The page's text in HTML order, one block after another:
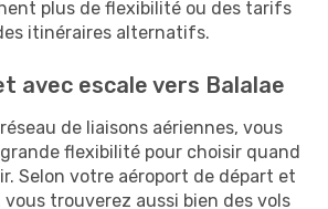
plus de flexibilité ou des tarifs
itinéraires alternatifs.
avec escale vers Balalae
de liaisons aériennes, vous
flexibilité pour choisir quand
Selon votre aéroport de départ et
trouverez aussi bien des vols